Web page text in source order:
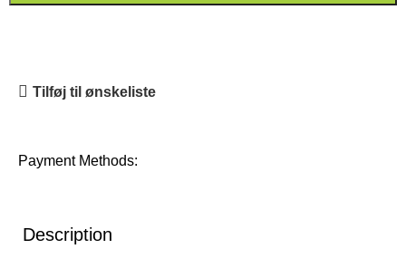
Tilføj til ønskeliste
Payment Methods:
Description